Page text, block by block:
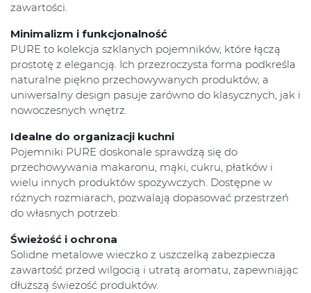
zawartości.
Minimalizm i funkcjonalność
PURE to kolekcja szklanych pojemników, które łączą
prostotę z elegancją. Ich przezroczysta forma podkreśla
naturalne piękno przechowywanych produktów, a
uniwersalny design pasuje zarówno do klasycznych, jak i
nowoczesnych wnętrz.
Idealne do organizacji kuchni
Pojemniki PURE doskonale sprawdzą się do
przechowywania makaronu, mąki, cukru, płatków i
wielu innych produktów spożywczych. Dostępne w
różnych rozmiarach, pozwalają dopasować przestrzeń
do własnych potrzeb.
Świeżość i ochrona
Solidne metalowe wieczko z uszczelką zabezpiecza
zawartość przed wilgocią i utratą aromatu, zapewniając
dłuższą świeżość produktów.